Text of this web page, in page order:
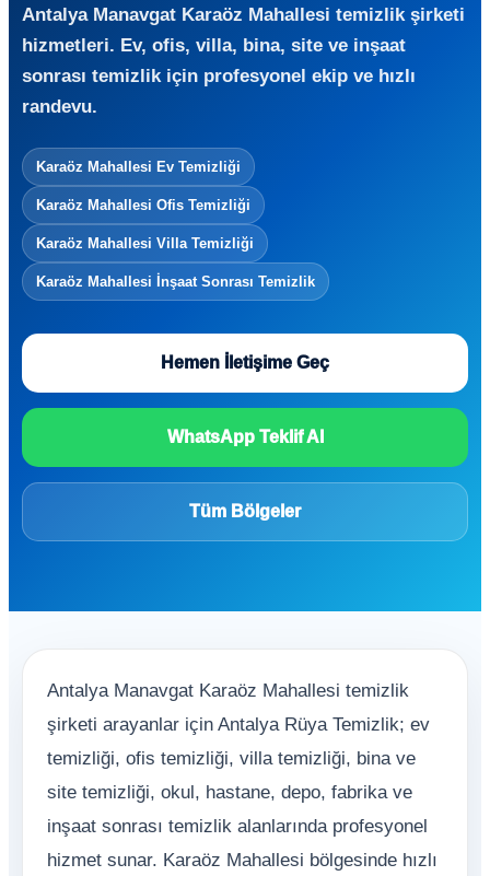
Antalya Manavgat Karaöz Mahallesi temizlik şirketi
hizmetleri. Ev, ofis, villa, bina, site ve inşaat
sonrası temizlik için profesyonel ekip ve hızlı
randevu.
Karaöz Mahallesi Ev Temizliği
Karaöz Mahallesi Ofis Temizliği
Karaöz Mahallesi Villa Temizliği
Karaöz Mahallesi İnşaat Sonrası Temizlik
Hemen İletişime Geç
WhatsApp Teklif Al
Tüm Bölgeler
Antalya Manavgat Karaöz Mahallesi temizlik
şirketi arayanlar için Antalya Rüya Temizlik; ev
temizliği, ofis temizliği, villa temizliği, bina ve
site temizliği, okul, hastane, depo, fabrika ve
inşaat sonrası temizlik alanlarında profesyonel
hizmet sunar. Karaöz Mahallesi bölgesinde hızlı